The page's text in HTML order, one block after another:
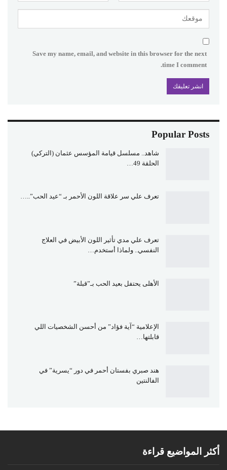
Save my name, email, and website in this browser for the next
time I comment.
Popular Posts
شاهد.. مسلسل قيامة المؤسس عثمان (التركي)
الحلقة 49…
تعرف علي سر علاقة اللون الأحمر بـ “عيد الحب”..…
تعرف علي مدي تأثير اللون الأبيض في العلاج
النفسي.. ولماذا أستخدم…
الأهلى يحتفل بعيد الحب بـ”قبلة”
الإعلامية “آية فؤاد” من أحسن الشخصيات اللي
قابلتها…
هند صبري بفستان أحمر في دور “يسرية” في
الفالنتين
أكثر المواضيع قراءة